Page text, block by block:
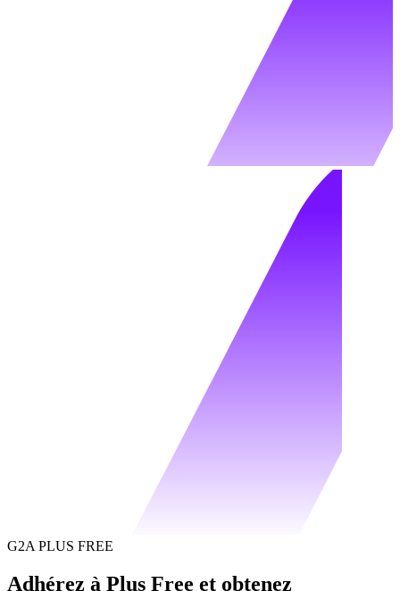
G2A PLUS FREE
Adhérez à Plus Free et obtenez